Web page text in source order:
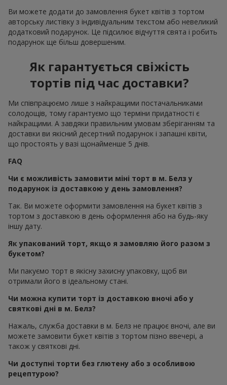
Ви можете додати до замовлення букет квітів з тортом
авторську листівку з індивідуальним текстом або невеликий
додатковий подарунок. Це підсилює відчуття свята і робить
подарунок ще більш довершеним.
Як гарантується свіжість
тортів під час доставки?
Ми співпрацюємо лише з найкращими постачальниками
солодощів, тому гарантуємо що терміни придатності є
найкращими. А завдяки правильним умовам зберіганням та
доставки ви якісний десертний подарунок і запашні квіти,
що простоять у вазі щонайменше 5 днів.
FAQ
Чи є можливість замовити міні торт в м. Белз у
подарунок із доставкою у день замовлення?
Так. Ви можете оформити замовлення на букет квітів з
тортом з доставкою в день оформлення або на будь-яку
іншу дату.
Як упакований торт, якщо я замовляю його разом з
букетом?
Ми пакуємо торт в якісну захисну упаковку, щоб ви
отримали його в ідеальному стані.
Чи можна купити торт із доставкою вночі або у
святкові дні в м. Белз?
Нажаль, служба доставки в м. Белз не працює вночі, але ви
можете замовити букет квітів з тортом пізно ввечері, а
також у святкові дні.
Чи доступні торти без глютену або з особливою
рецептурою?